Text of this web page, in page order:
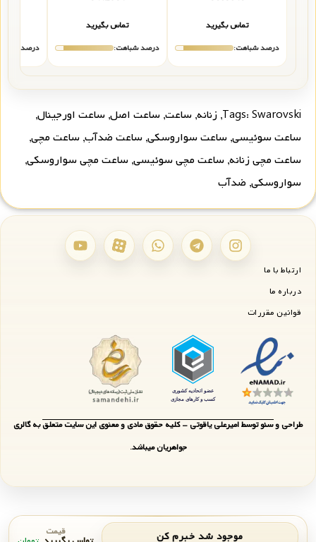
موجود شد خبرم کن قیمت
تماس بگیرید
درصد شباهت:
تماس بگیرید
درصد شباهت:
درصد
Tags: Swarovski
, زنانه, ساعت, ساعت اصل, ساعت اورجینال,
ساعت سوئیسی, ساعت سواروسکی, ساعت ضدآب, ساعت مچی,
ساعت مچی زنانه, ساعت مچی سوئیسی, ساعت مچی سواروسکی,
سواروسکی, ضدآب
ارتباط با ما
درباره ما
قوانین مقررات
طراحی و سئو توسط امیرعلی یاقوتی - کلیه حقوق مادی و معنوی این سایت متعلق به گالری
جواهریان میباشد.